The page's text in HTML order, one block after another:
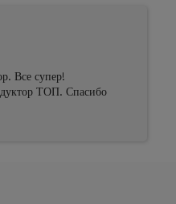
Все супер!
ТОП. Спасибо